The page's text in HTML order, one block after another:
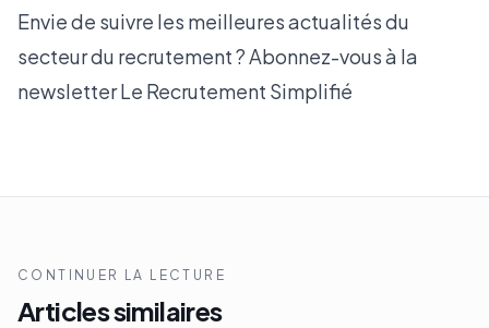
Envie de suivre les meilleures actualités du
secteur du recrutement ? Abonnez-vous à la
newsletterLe Recrutement Simplifié
CONTINUER LA LECTURE
Articles similaires